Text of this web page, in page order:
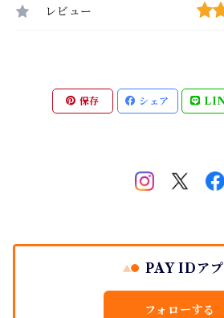
レビュー
保存 シェア
PAY IDアプ
フォローする